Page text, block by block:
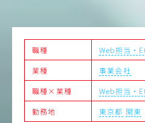
ご経験に
り、記事
性もあり
職種
Web担当・
業種
事業会社
職種×業種
Web担当・
勤務地
東京都 関東